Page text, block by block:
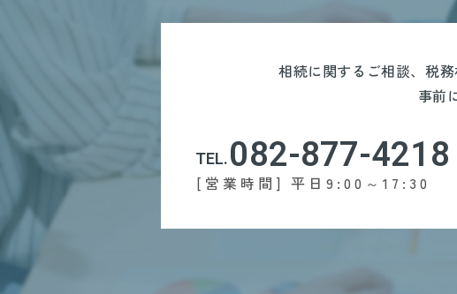
相続に関するご相談、税
事前
TEL.082-877-4218
[営業時間] 平日9:00～17:30